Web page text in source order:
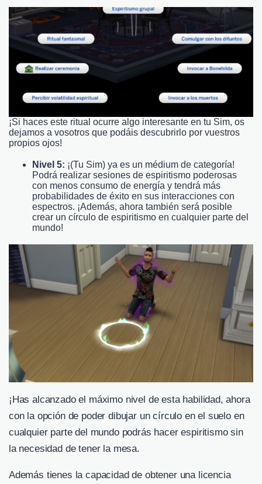
¡Si haces este ritual ocurre algo interesante en tu Sim, os
dejamos a vosotros que podáis descubrirlo por vuestros
propios ojos!
Nivel 5: ¡(Tu Sim) ya es un médium de categoría!
Podrá realizar sesiones de espiritismo poderosas
con menos consumo de energía y tendrá más
probabilidades de éxito en sus interacciones con
espectros. ¡Además, ahora también será posible
crear un círculo de espiritismo en cualquier parte del
mundo!
¡Has alcanzado el máximo nivel de esta habilidad, ahora
con la opción de poder dibujar un círculo en el suelo en
cualquier parte del mundo podrás hacer espiritismo sin
la necesidad de tener la mesa.
Además tienes la capacidad de obtener una licencia